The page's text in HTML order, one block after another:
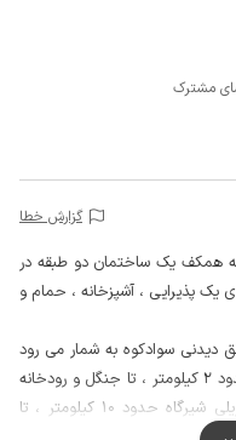
گزارش خطا
در طبقه همکف یک ساختمان دو طبقه در
یک پذیرایی ، آشپزخانه ، حمام و
دیدنی سوادکوه به شمار می رود
که فاصله این اقامتگاه تا مرکز شهر شیرگاه حدود 2 کیلومتر ، تا جنگل و رودخانه
نارنج بن حدود 3 کیلومتر ، تا مسیر زیبای ریلی شیرگاه حدود 10 کیلومتر ، تا